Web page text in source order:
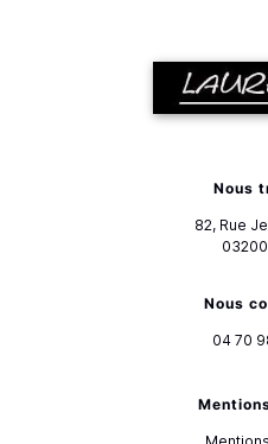
Nous
82, Rue
03200
Nous
04 70